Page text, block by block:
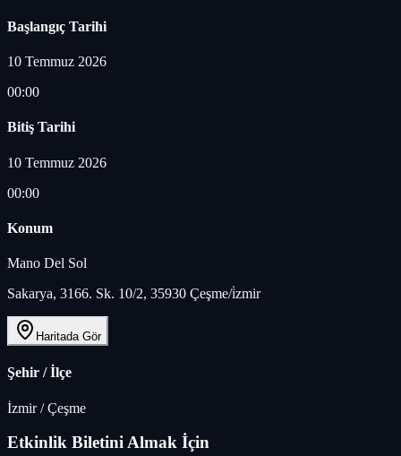
Başlangıç Tarihi
10 Temmuz 2026
00:00
Bitiş Tarihi
10 Temmuz 2026
00:00
Konum
Mano Del Sol
Sakarya, 3166. Sk. 10/2, 35930 Çeşme/i̇zmir
Haritada Gör
Şehir / İlçe
İzmir/Çeşme
Etkinlik Biletini Almak İçin